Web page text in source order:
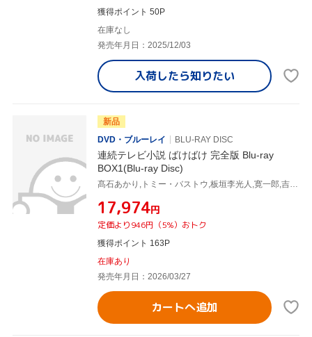
獲得ポイント 50P
在庫なし
発売年月日：2025/12/03
入荷したら知りたい
新品
DVD・ブルーレイ
BLU-RAY DISC
連続テレビ小説 ばけばけ 完全版 Blu-ray
BOX1(Blu-ray Disc)
髙石あかり,トミー・バストウ,板垣李光人,寛一郎,吉沢亮,北川景子,岡部たかし,牛尾憲輔
¥17,974円
定価より946円（5%）おトク
獲得ポイント 163P
在庫あり
発売年月日：2026/03/27
カートへ追加